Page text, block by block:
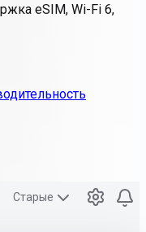
eSIM, Wi-Fi 6,
Старые